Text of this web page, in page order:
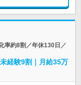
率約8割／年休130日／
経験9割｜月給35万